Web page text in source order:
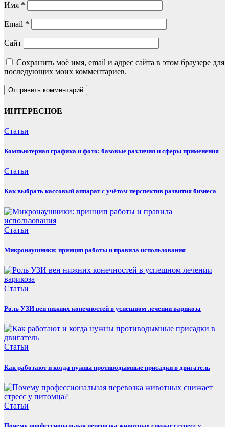
Имя *
Email *
Сайт
Сохранить моё имя, email и адрес сайта в этом браузере для
последующих моих комментариев.
ИНТЕРЕСНОЕ
Статьи
Компьютерная графика и фото: базовые различия и сферы применения
Статьи
Как выбрать кассовый аппарат с учётом перспектив развития бизнеса
Статьи
Микронаушники: принцип работы и правила использования
Статьи
Роль УЗИ вен нижних конечностей в успешном лечении варикоза
Статьи
Как работают и когда нужны противодымные присадки в двигатель
Статьи